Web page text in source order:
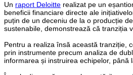
Un raport Deloitte realizat pe un
beneficii financiare directe ale
puțin de un deceniu de la o producție
sustenabile, demonstrează că tranziția
Pentru a realiza însă această tranziție,
prin instrumente precum analiza de
informarea și instruirea echipelor, până